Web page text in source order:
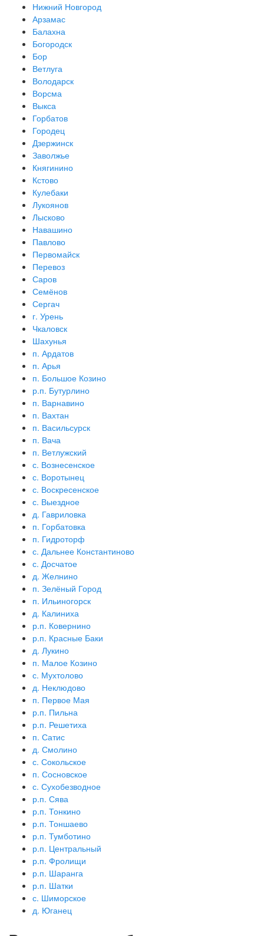
Нижний Новгород
Арзамас
Балахна
Богородск
Бор
Ветлуга
Володарск
Ворсма
Выкса
Горбатов
Городец
Дзержинск
Заволжье
Княгинино
Кстово
Кулебаки
Лукоянов
Лысково
Навашино
Павлово
Первомайск
Перевоз
Саров
Семёнов
Сергач
г. Урень
Чкаловск
Шахунья
п. Ардатов
п. Арья
п. Большое Козино
р.п. Бутурлино
п. Варнавино
п. Вахтан
п. Васильсурск
п. Вача
п. Ветлужский
с. Вознесенское
с. Воротынец
с. Воскресенское
с. Выездное
д. Гавриловка
п. Горбатовка
п. Гидроторф
с. Дальнее Константиново
с. Досчатое
д. Желнино
п. Зелёный Город
п. Ильиногорск
д. Калиниха
р.п. Ковернино
р.п. Красные Баки
д. Лукино
п. Малое Козино
с. Мухтолово
д. Неклюдово
п. Первое Мая
р.п. Пильна
р.п. Решетиха
п. Сатис
д. Смолино
с. Сокольское
п. Сосновское
с. Сухобезводное
р.п. Сява
р.п. Тонкино
р.п. Тоншаево
р.п. Тумботино
р.п. Центральный
р.п. Фролищи
р.п. Шаранга
р.п. Шатки
с. Шиморское
д. Юганец